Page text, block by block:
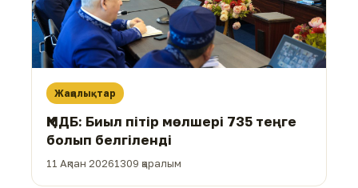
Жаңалықтар
ҚМДБ: Биыл пітір мөлшері 735 теңге
болып белгіленді
11 Ақпан 20261309 қаралым